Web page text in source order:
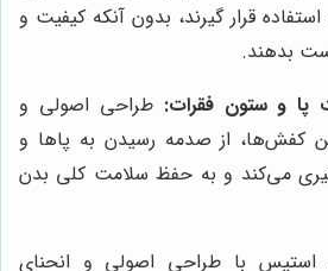
قرار گیرند، بدون آنکه کیفیت و
بدهند.
پا و ستون فقرات: طراحی اصولی و
کفش‌ها، از صدمه رسیدن به پاها و
می‌کند و به حفظ سلامت کلی بدن
با طراحی اصولی و انحنای